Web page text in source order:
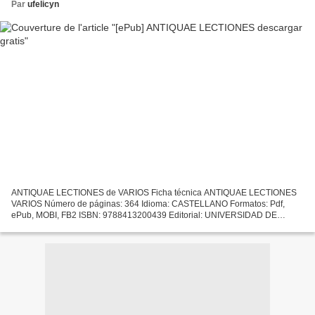
Par ufelicyn
ANTIQUAE LECTIONES de VARIOS Ficha técnica ANTIQUAE LECTIONES
VARIOS Número de páginas: 364 Idioma: CASTELLANO Formatos: Pdf,
ePub, MOBI, FB2 ISBN: 9788413200439 Editorial: UNIVERSIDAD DE
2019...